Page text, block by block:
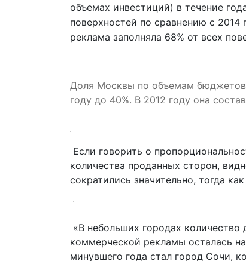
объемах инвестиций) в течение
поверхностей по сравнению с 2014
реклама заполняла 68% от всех
Доля Москвы по объемам
году до 40%. В 2012 году она
Если говорить о
количества проданных сторон,
сократились значительно, тогда
«В небольших городах
коммерческой рекламы осталась
минувшего года стал город Сочи,